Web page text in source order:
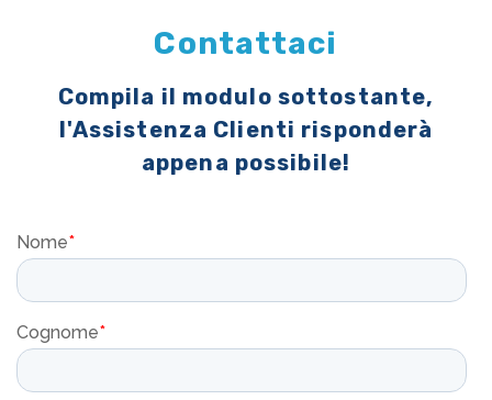
Contattaci
Compila il modulo sottostante,
l'Assistenza Clienti risponderà
appena possibile!